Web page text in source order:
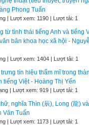
Phong Tuấn
| Lượt xem: 1190 | Lượt tải: 1
từ tình thái tiếng Anh và tiếng
bản khoa học xã hội -
| Lượt xem: 1404 | Lượt tải: 1
tín hiệu thẩm mĩ trong
tiếng Việt - Hoàng Thị Yến
| Lượt xem: 919 | Lượt tải: 1
nghĩa Thìn (辰), Long (龍)
Văn Tuấn
| Lượt xem: 1173 | Lượt tải: 1